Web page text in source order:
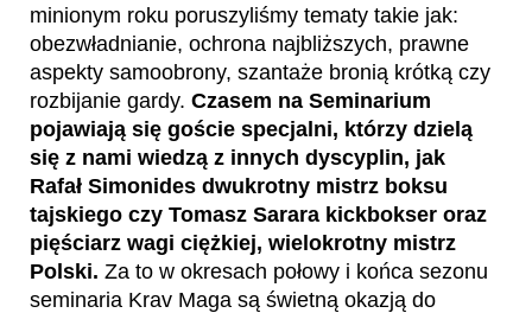
minionym roku poruszyliśmy tematy takie jak:
obezwładnianie, ochrona najbliższych, prawne
aspekty samoobrony, szantaże bronią krótką czy
rozbijanie gardy. Czasem na Seminarium
pojawiają się goście specjalni, którzy dzielą
się z nami wiedzą z innych dyscyplin, jak
Rafał Simonides dwukrotny mistrz boksu
tajskiego czy Tomasz Sarara kickbokser oraz
pięściarz wagi ciężkiej, wielokrotny mistrz
Polski. Za to w okresach połowy i końca sezonu
seminaria Krav Maga są świetną okazją do